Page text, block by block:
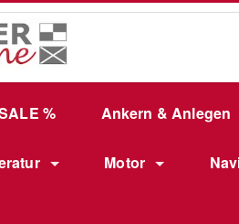
springen
% Ankern & Anlegen
Motor